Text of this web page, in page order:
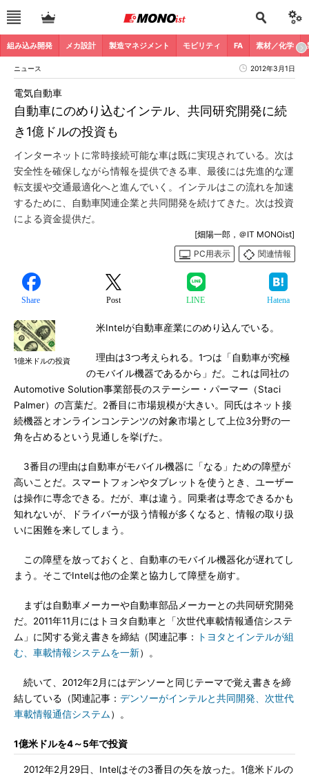
組み込み開発 メカ設計 製造マネジメント モビリティ FA 素材／化学
ニュース 2012年3月1日
自動車にのめり込むインテル、共同研究開発に続
き1億ドルの投資も
電気自動車
インターネットに常時接続可能な車は既に実現されている。次は
安全性を確保しながら情報を提供できる車、最後には先進的な運
転支援や交通最適化へと進んでいく。インテルはこの流れを加速
するために、自動車関連企業と共同開発を続けてきた。次は投資
による資金提供だ。
[畑陽一郎，＠IT MONOist]
PC用表示
関連情報
Share Post LINE Hatena
1億米ドルの投資
米Intelが自動車産業にのめり込んでいる。
理由は3つ考えられる。1つは「自動車が究極
のモバイル機器であるから」だ。これは同社の
Automotive Solution事業部長のステーシー・パーマー（Staci
Palmer）の言葉だ。2番目に市場規模が大きい。同氏はネット接
続機器とオンラインコンテンツの対象市場として上位3分野の一
角を占めるという見通しを挙げた。
3番目の理由は自動車がモバイル機器に「なる」ための障壁が
高いことだ。スマートフォンやタブレットを使うとき、ユーザー
は操作に専念できる。だが、車は違う。同乗者は専念できるかも
知れないが、ドライバーが扱う情報が多くなると、情報の取り扱
いに困難を来してしまう。
この障壁を放っておくと、自動車のモバイル機器化が遅れてし
まう。そこでIntelは他の企業と協力して障壁を崩す。
まずは自動車メーカーや自動車部品メーカーとの共同研究開発
だ。2011年11月にはトヨタ自動車と「次世代車載情報通信システ
ム」に関する覚え書きを締結（関連記事：
トヨタとインテルが組
む、車載情報システムを一新）。
続いて、2012年2月にはデンソーと同じテーマで覚え書きを締
結している（関連記事： デンソーがインテルと共同開発、次世代
車載情報通信システム）。
1億米ドルを4～5年で投資
2012年2月29日、Intelはその3番目の矢を放った。1億米ドルの